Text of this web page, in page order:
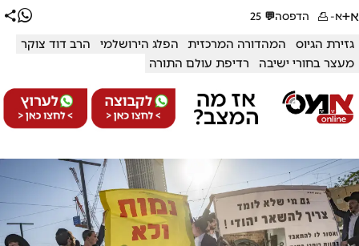
א+א- הדפסה💬
25
גזירת הגיוס המהדורה המרכזית הפלג הירושלמי
הרב דוד צוקר
מעצר בחורי ישיבה
רדיפת עולם התורה